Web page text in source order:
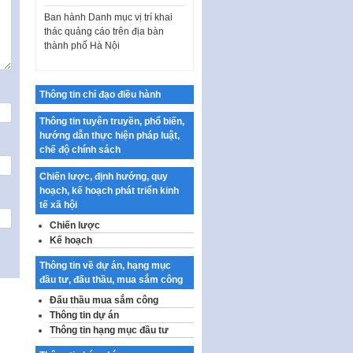
Ban hành Danh mục vị trí khai
thác quảng cáo trên địa bàn
thành phố Hà Nội
tưởng của Đảng…
Công bố công khai dự toán kinh
phí xây dựng pháp luật, hoàn
thiện thể chế, chính…
Quy định về nghiên cứu, ứng
dụng khoa học, công nghệ, đổi
mới sáng tạo và chuyển…
Quy định chi tiết và hướng dẫn
thi hành một số điều của Luật Lý
lịch tư…
Sửa đổi, bổ sung một số nội
dung tại Nghị quyết số 30/NQ-
CP ngày 24 tháng 02…
Ban hành Chương trình hành
động của Chính phủ thực hiện
Nghị quyết số 02-NQ/TW ngày
Thông tin chỉ đạo điều hành
Thông tin tuyên truyền, phổ biến,
hướng dẫn thực hiện pháp luật,
chế độ chính sách
Chiến lược, định hướng, quy
hoạch, kế hoạch phát triển kinh
tế xã hội
Chiến lược
Kế hoạch
Thông tin về dự án, hạng mục
đầu tư, đấu thầu, mua sắm công
Đấu thầu mua sắm công
Thông tin dự án
Thông tin hạng mục đầu tư